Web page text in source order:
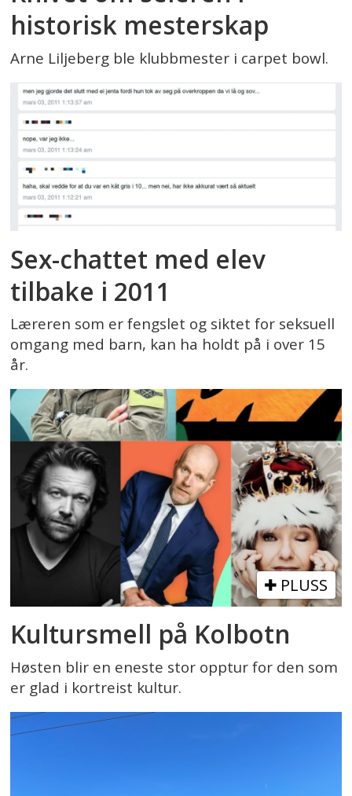
historisk mesterskap
Arne Liljeberg ble klubbmester i carpet bowl.
Sex-chattet med elev
tilbake i 2011
Læreren som er fengslet og siktet for seksuell
omgang med barn, kan ha holdt på i over 15
år.
PLUSS
Kultursmell på Kolbotn
Høsten blir en eneste stor opptur for den som
er glad i kortreist kultur.